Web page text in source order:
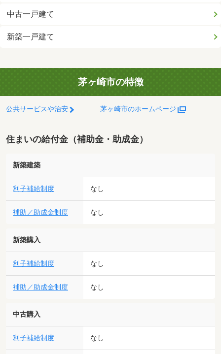
中古一戸建て
新築一戸建て
茅ヶ崎市の特徴
公共サービスや治安 茅ヶ崎市のホームページ
住まいの給付金（補助金・助成金）
新築建築
利子補給制度 なし
補助／助成金制度 なし
新築購入
利子補給制度 なし
補助／助成金制度 なし
中古購入
利子補給制度 なし